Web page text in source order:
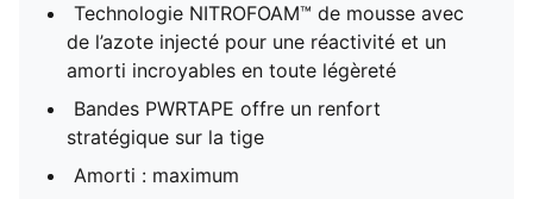
Technologie NITROFOAM™ de mousse avec
de l’azote injecté pour une réactivité et un
amorti incroyables en toute légèreté
Bandes PWRTAPE offre un renfort
stratégique sur la tige
Amorti : maximum